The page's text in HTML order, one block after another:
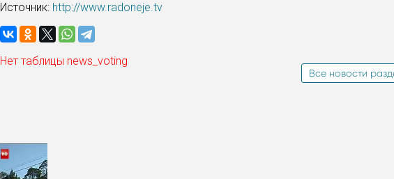
Источник: http://www.radoneje.tv
Нет таблицы news_voting
Все новости